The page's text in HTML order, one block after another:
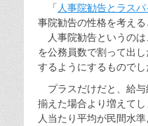
「人事院勧告とラス
事院勧告の性格を考える
人事院勧告というの
を公務員数で割って出
するようにするものでし
プラスだけだと、給
揃えた場合より増えて
人当たり平均が民間水